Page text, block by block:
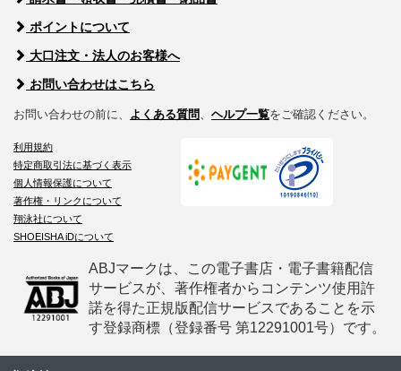
ポイントについて
大口注文・法人のお客様へ
お問い合わせはこちら
お問い合わせの前に、 よくある質問、 ヘルプ一覧をご確認ください。
利用規約
特定商取引法に基づく表示
個人情報保護について
著作権・リンクについて
翔泳社について
SHOEISHA iDについて
ABJマークは、この電子書店・電子書籍配信
サービスが、著作権者からコンテンツ使用許
諾を得た正規版配信サービスであることを示
す登録商標（登録番号 第12291001号）です。